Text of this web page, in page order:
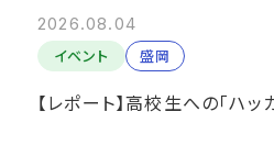
2026.08.04
イベント
盛岡
【レポート】高校生への「ハッ